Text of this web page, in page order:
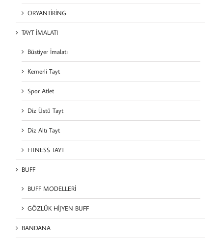
ORYANTİRİNG
TAYT İMALATI
Büstiyer İmalatı
Kemerli Tayt
Spor Atlet
Diz Üstü Tayt
Diz Altı Tayt
FITNESS TAYT
BUFF
BUFF MODELLERİ
GÖZLÜK HİJYEN BUFF
BANDANA